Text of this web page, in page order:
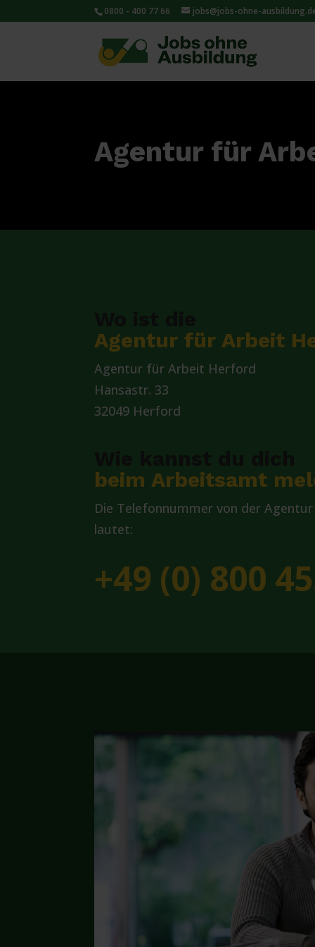
0800 - 400 77 66 jobs@jobs-ohne-
Agentur für
Agentur für Arbeit
Agentur für Arbeit Herford
Hansastr. 33
32049 Herford
beim Arbeitsamt
Die Telefonnummer von der
lautet:
+49 (0) 800